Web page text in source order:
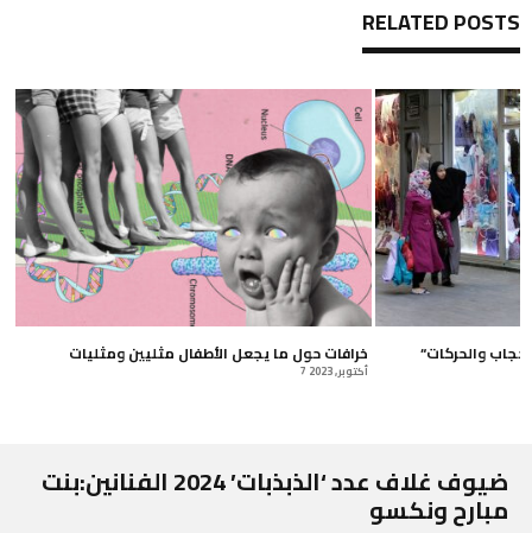
RELATED POSTS
خرافات حول ما يجعل الأطفال مثليين ومثليات
7 أكتوبر, 2023
“أتتشبهين بأكياس القمامة؟” الحجاب والحركات
ضيوف غلاف عدد ‘الذبذبات’ 2024 الفنانين:بنت
مبارح ونكسو